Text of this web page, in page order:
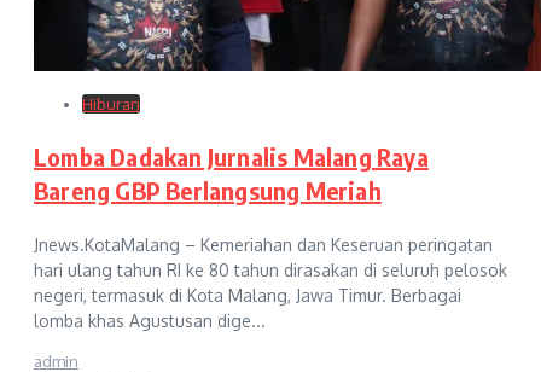
Hiburan
Lomba Dadakan Jurnalis Malang Raya
Bareng GBP Berlangsung Meriah
Jnews.KotaMalang – Kemeriahan dan Keseruan peringatan
hari ulang tahun RI ke 80 tahun dirasakan di seluruh pelosok
negeri, termasuk di Kota Malang, Jawa Timur. Berbagai
lomba khas Agustusan dige...
admin